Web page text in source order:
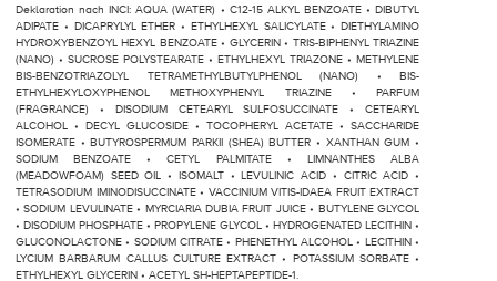
Deklaration nach INCI: AQUA (WATER) • C12-15 ALKYL BENZOATE • DIBUTYL
ADIPATE • DICAPRYLYL ETHER • ETHYLHEXYL SALICYLATE • DIETHYLAMINO
HYDROXYBENZOYL HEXYL BENZOATE • GLYCERIN • TRIS-BIPHENYL TRIAZINE
(NANO) • SUCROSE POLYSTEARATE • ETHYLHEXYL TRIAZONE • METHYLENE
BIS-BENZOTRIAZOLYL TETRAMETHYLBUTYLPHENOL (NANO) • BIS-
ETHYLHEXYLOXYPHENOL METHOXYPHENYL TRIAZINE • PARFUM
(FRAGRANCE) • DISODIUM CETEARYL SULFOSUCCINATE • CETEARYL
ALCOHOL • DECYL GLUCOSIDE • TOCOPHERYL ACETATE • SACCHARIDE
ISOMERATE • BUTYROSPERMUM PARKII (SHEA) BUTTER • XANTHAN GUM •
SODIUM BENZOATE • CETYL PALMITATE • LIMNANTHES ALBA
(MEADOWFOAM) SEED OIL • ISOMALT • LEVULINIC ACID • CITRIC ACID •
TETRASODIUM IMINODISUCCINATE • VACCINIUM VITIS-IDAEA FRUIT EXTRACT
• SODIUM LEVULINATE • MYRCIARIA DUBIA FRUIT JUICE • BUTYLENE GLYCOL
• DISODIUM PHOSPHATE • PROPYLENE GLYCOL • HYDROGENATED LECITHIN •
GLUCONOLACTONE • SODIUM CITRATE • PHENETHYL ALCOHOL • LECITHIN •
LYCIUM BARBARUM CALLUS CULTURE EXTRACT • POTASSIUM SORBATE •
ETHYLHEXYL GLYCERIN • ACETYL SH-HEPTAPEPTIDE-1.